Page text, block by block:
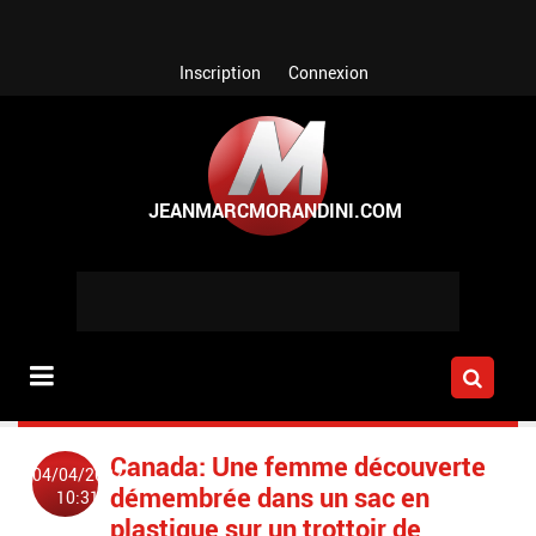
Inscription Connexion
04/04/2022
10:31
Canada: Une femme découverte
démembrée dans un sac en
plastique sur un trottoir de